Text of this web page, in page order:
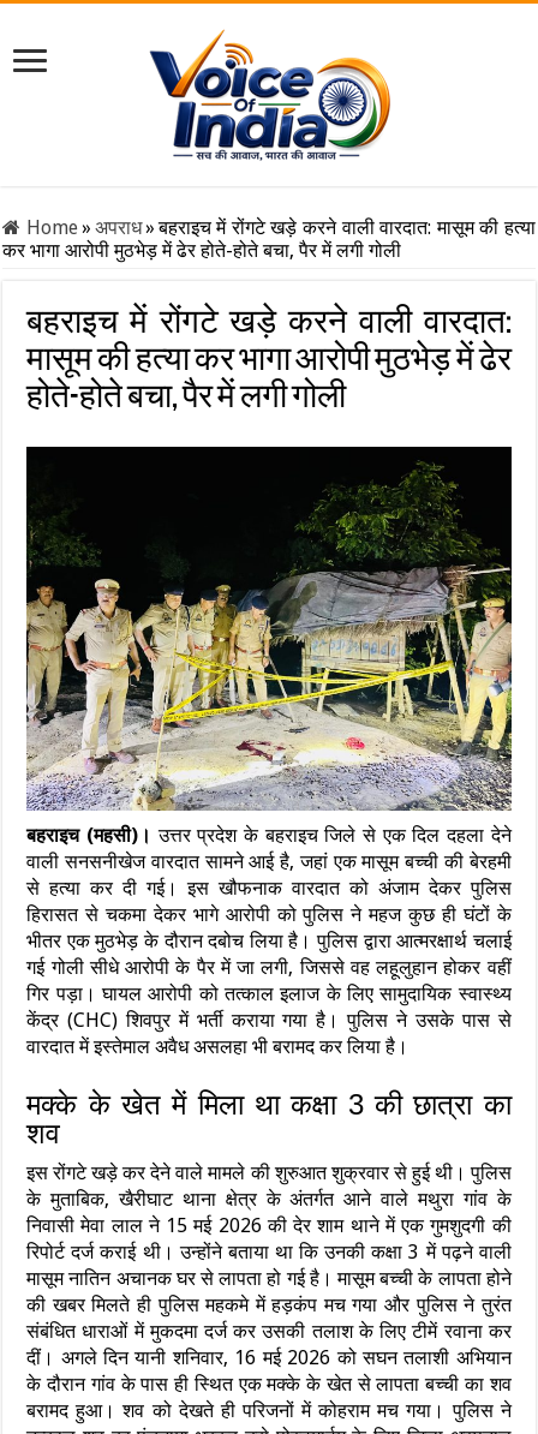
Home» अपराध»बहराइच में रोंगटे खड़े करने वाली वारदात: मासूम की हत्या
कर भागा आरोपी मुठभेड़ में ढेर होते-होते बचा, पैर में लगी गोली
बहराइच में रोंगटे खड़े करने वाली वारदात:
मासूम की हत्या कर भागा आरोपी मुठभेड़ में ढेर
होते-होते बचा, पैर में लगी गोली
बहराइच (महसी)। उत्तर प्रदेश के बहराइच जिले से एक दिल दहला देने
वाली सनसनीखेज वारदात सामने आई है, जहां एक मासूम बच्ची की बेरहमी
से हत्या कर दी गई। इस खौफनाक वारदात को अंजाम देकर पुलिस
हिरासत से चकमा देकर भागे आरोपी को पुलिस ने महज कुछ ही घंटों के
भीतर एक मुठभेड़ के दौरान दबोच लिया है। पुलिस द्वारा आत्मरक्षार्थ चलाई
गई गोली सीधे आरोपी के पैर में जा लगी, जिससे वह लहूलुहान होकर वहीं
गिर पड़ा। घायल आरोपी को तत्काल इलाज के लिए सामुदायिक स्वास्थ्य
केंद्र (CHC) शिवपुर में भर्ती कराया गया है। पुलिस ने उसके पास से
वारदात में इस्तेमाल अवैध असलहा भी बरामद कर लिया है।
मक्के के खेत में मिला था कक्षा 3 की छात्रा का
शव
इस रोंगटे खड़े कर देने वाले मामले की शुरुआत शुक्रवार से हुई थी। पुलिस
के मुताबिक, खैरीघाट थाना क्षेत्र के अंतर्गत आने वाले मथुरा गांव के
निवासी मेवा लाल ने 15 मई 2026 की देर शाम थाने में एक गुमशुदगी की
रिपोर्ट दर्ज कराई थी। उन्होंने बताया था कि उनकी कक्षा 3 में पढ़ने वाली
मासूम नातिन अचानक घर से लापता हो गई है। मासूम बच्ची के लापता होने
की खबर मिलते ही पुलिस महकमे में हड़कंप मच गया और पुलिस ने तुरंत
संबंधित धाराओं में मुकदमा दर्ज कर उसकी तलाश के लिए टीमें रवाना कर
दीं। अगले दिन यानी शनिवार, 16 मई 2026 को सघन तलाशी अभियान
के दौरान गांव के पास ही स्थित एक मक्के के खेत से लापता बच्ची का शव
बरामद हुआ। शव को देखते ही परिजनों में कोहराम मच गया। पुलिस ने